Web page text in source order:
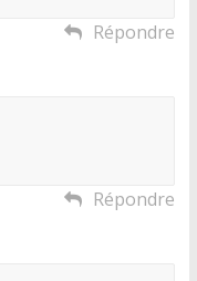
Répondre
Répondre